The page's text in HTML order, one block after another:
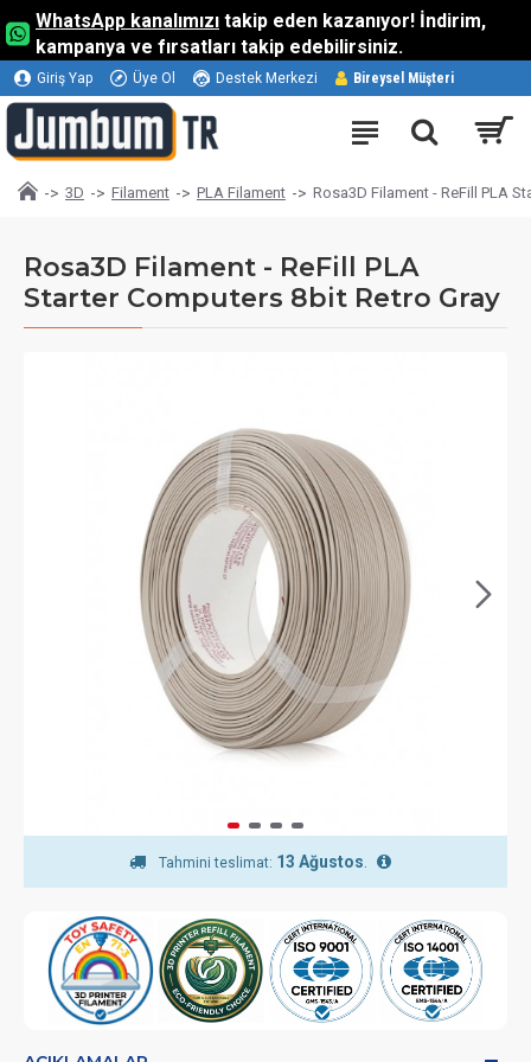
WhatsApp kanalımızı takip eden kazanıyor! İndirim,
kampanya ve fırsatları takip edebilirsiniz.
Giriş Yap Üye Ol Destek Merkezi Bireysel Müşteri
3D Filament PLA Filament Rosa3D Filament - ReFill PLA
Rosa3D Filament - ReFill PLA
Starter Computers 8bit Retro Gray
Tahmini teslimat: 13 Ağustos